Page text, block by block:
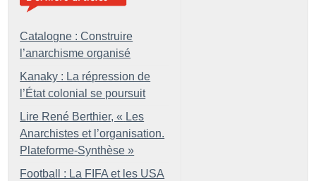
Catalogne : Construire
l’anarchisme organisé
Kanaky : La répression de
l’État colonial se poursuit
Lire René Berthier, « Les
Anarchistes et l’organisation.
Plateforme-Synthèse »
Football : La FIFA et les USA